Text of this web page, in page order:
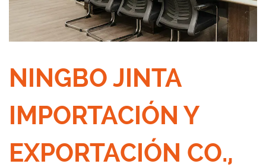
NINGBO JINTA
IMPORTACIÓN Y
EXPORTACIÓN CO.,